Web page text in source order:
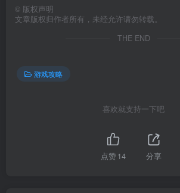
© 版权声明
文章版权归作者所有，未经允许请勿转载。
THE END
游戏攻略
喜欢就支持一下吧
点赞14 分享